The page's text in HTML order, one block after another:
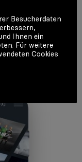
Besucherdaten
Ihnen ein
Für weitere
Cookies